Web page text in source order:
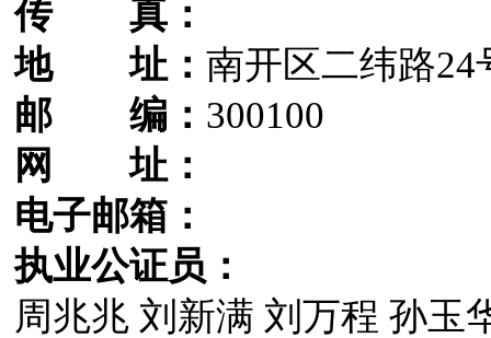
传 真：
地 址： 南开区二纬路24
邮 编： 300100
网 址：
电子邮箱：
执业公证员：
周兆兆 刘新满 刘万程 孙玉